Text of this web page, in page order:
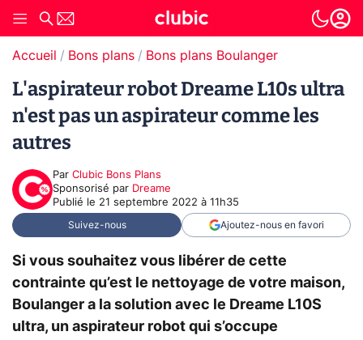
Accueil Bons plans Bons plans Boulanger
L'aspirateur robot Dreame L10s ultra
n'est pas un aspirateur comme les
autres
Par Clubic Bons Plans
sponsorisé par Dreame
Publié le 21 septembre 2022 à 11h35
Suivez-nous Ajoutez-nous en favori
Si vous souhaitez vous libérer de cette
contrainte qu’est le nettoyage de votre maison,
Boulanger a la solution avec le Dreame L10S
ultra, un aspirateur robot qui s’occupe